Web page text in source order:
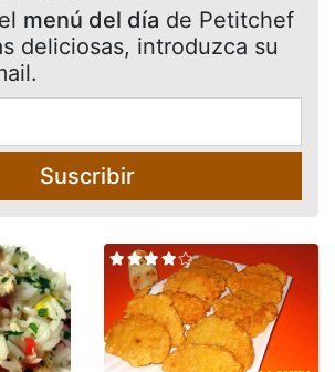
menú del día de Petitchef
deliciosas, introduzca su
Suscribir